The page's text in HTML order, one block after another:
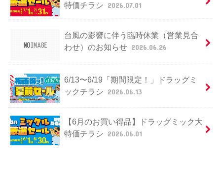
特価チラシ 2026.07.01
台風の影響に伴う臨時休業（営業見合
わせ）のお知らせ 2026.06.26
6/13〜6/19「期間限定！」ドラッグミ
ックチラシ 2026.06.13
【6月のお買い得品】ドラッグミック大
特価チラシ 2026.06.01